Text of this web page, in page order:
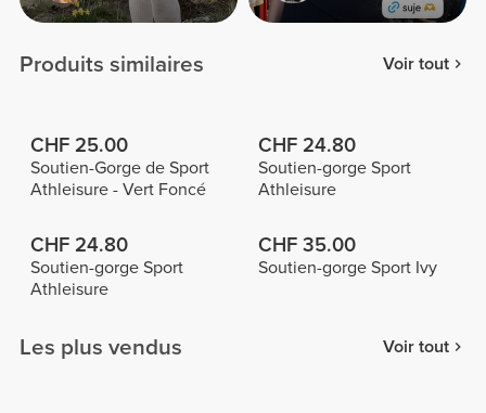
Produits similaires Voir tout
CHF 25.00
Soutien-Gorge de Sport
Athleisure - Vert Foncé
CHF 24.80
Soutien-gorge Sport
Athleisure
CHF 24.80
Soutien-gorge Sport
Athleisure
CHF 35.00
Soutien-gorge Sport Ivy
Les plus vendus Voir tout